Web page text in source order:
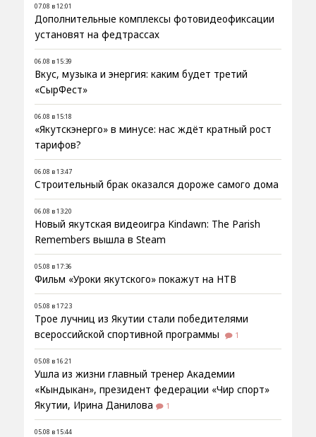
07.08 в 12:01
Дополнительные комплексы фотовидеофиксации
установят на федтрассах
06.08 в 15:39
Вкус, музыка и энергия: каким будет третий
«СырФест»
06.08 в 15:18
«Якутскэнерго» в минусе: нас ждёт кратный рост
тарифов?
06.08 в 13:47
Строительный брак оказался дороже самого дома
06.08 в 13:20
Новый якутская видеоигра Kindawn: The Parish
Remembers вышла в Steam
05.08 в 17:36
Фильм «Уроки якутского» покажут на НТВ
05.08 в 17:23
Трое лучниц из Якутии стали победителями
всероссийской спортивной программы
1
05.08 в 16:21
Ушла из жизни главный тренер Академии
«Кындыкан», президент федерации «Чир спорт»
Якутии, Ирина Данилова
1
05.08 в 15:44